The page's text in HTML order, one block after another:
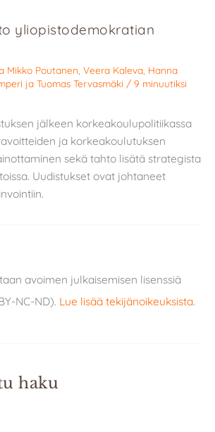
yliopistodemokratian
Mikko Poutanen Veera Kaleva Hanna
ja Tuomas Tervasmäki / 9 minuutiksi
jälkeen korkeakoulupolitiikassa
ja korkeakoulutuksen
sekä tahto lisätä strategista
Uudistukset ovat johtaneet
avoimen julkaisemisen lisenssiä
NC-ND). Lue lisää tekijänoikeuksista.
haku